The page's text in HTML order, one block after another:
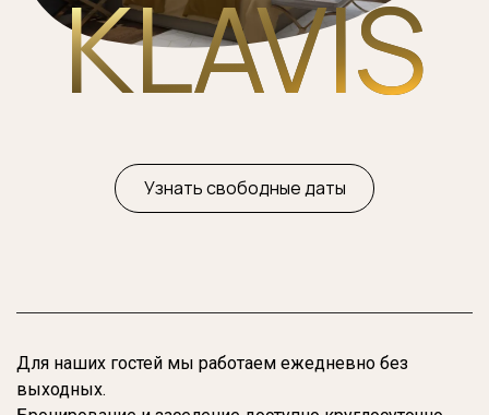
KLAVIS
Узнать свободные даты
Для наших гостей мы работаем ежедневно без
выходных.